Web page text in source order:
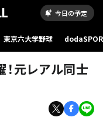
今日の予定
東京六大学野球
元レアル同士